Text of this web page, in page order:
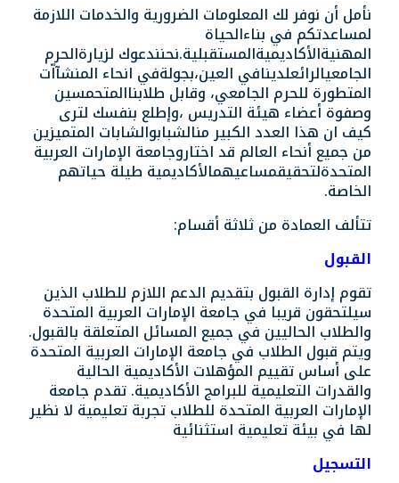
نأمل أن نوفر لك المعلومات الضرورية والخدمات اللازمة
لمساعدتكم في بناءالحياة
المهنيةالأكاديميةالمستقبلية.نحنندعوك لزيارةالحرم
الجامعيالرائعلدينافي العين،بجولةفي انحاء المنشآاّت
المتطورة للحرم الجامعي، وقابل طلابناالمتحمسين
وصفوة أعضاء هيئة التدريس ،وإطلع بنفسك لترى
كيف ان هذا العدد الكبير منالشبابوالشابات المتميزين
من جميع أنحاء العالم قد اختاروجامعة الإمارات العربية
المتحدةلتحقيقمساعيهمالأكاديمية طيلة حياتهم
الخاصة.
تتألف العمادة منثلاثة أقسام:
القبول
تقوم إدارة القبول بتقديم الدعم اللازم للطلاب الذين
سيلتحقون قريبا في جامعة الإمارات العربية المتحدة
والطلاب الحاليين في جميع المسائل المتعلقة بالقبول.
ويتم قبول الطلاب في جامعة الإمارات العربية المتحدة
على أساس تقييم المؤهلات الأكاديمية الحالية
والقدرات التعليمية للبرامج الأكاديمية. تقدم جامعة
الإمارات العربية المتحدة للطلاب تجربة تعليمية لا نظير
لها في بيئة تعليمية استثنائية
التسجيل